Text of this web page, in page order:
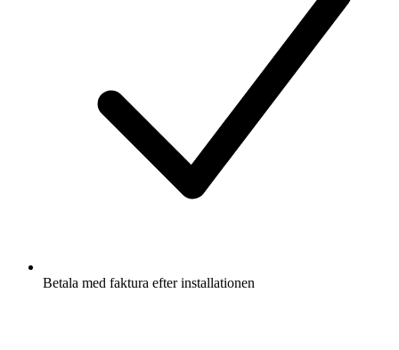
Betala med faktura efter installationen